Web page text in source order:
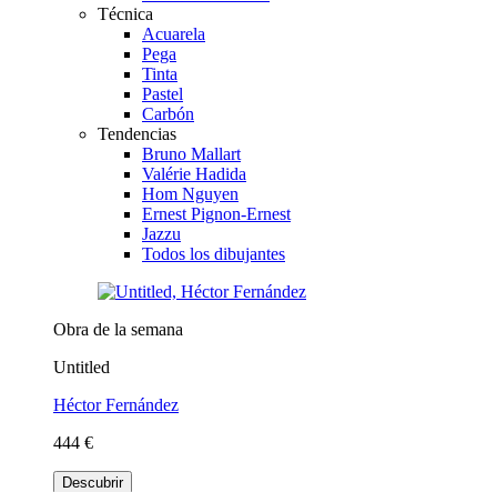
Técnica
Acuarela
Pega
Tinta
Pastel
Carbón
Tendencias
Bruno Mallart
Valérie Hadida
Hom Nguyen
Ernest Pignon-Ernest
Jazzu
Todos los dibujantes
Obra de la semana
Untitled
Héctor Fernández
444 €
Descubrir